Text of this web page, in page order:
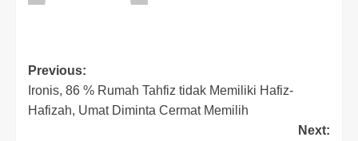
Previous:
Ironis, 86 % Rumah Tahfiz tidak Memiliki Hafiz-
Hafizah, Umat Diminta Cermat Memilih
Next: